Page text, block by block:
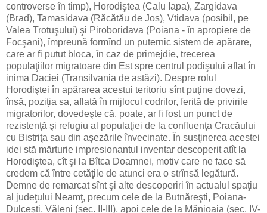
controverse în timp), Horodiştea (Calu Iapa), Zargidava
(Brad), Tamasidava (Răcătău de Jos), Vtidava (posibil, pe
Valea Trotuşului) şi Piroboridava (Poiana - în apropiere de
Focşani), împreună formînd un puternic sistem de apărare,
care ar fi putut bloca, în caz de primejdie, trecerea
populaţiilor migratoare din Est spre centrul podişului aflat în
inima Daciei (Transilvania de astăzi). Despre rolul
Horodiştei în apărarea acestui teritoriu sînt puţine dovezi,
însă, poziţia sa, aflată în mijlocul codrilor, ferită de privirile
migratorilor, dovedeşte că, poate, ar fi fost un punct de
rezistenţă şi refugiu al populaţiei de la confluenţa Cracăului
cu Bistriţa sau din aşezările învecinate. În susţinerea acestei
idei stă mărturie impresionantul inventar descoperit atît la
Horodiştea, cît şi la Bîtca Doamnei, motiv care ne face să
credem că între cetăţile de atunci era o strînsă legătură.
Demne de remarcat sînt şi alte descoperiri în actualul spaţiu
al judeţului Neamţ, precum cele de la Butnăreşti, Poiana-
Dulceşti, Văleni (sec. II-III), apoi cele de la Mănioaia (sec. IV-